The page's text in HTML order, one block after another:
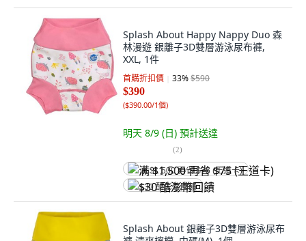
Splash About Happy Nappy Duo 森
林漫遊 銀離子3D雙層游泳尿布褲,
XXL, 1件
首購折扣價 33%$590
$390
($390.00/1個)
明天 8/9 (日) 預計送達
(2)
满 $1,500 再省 $75 (王道卡)
$30 酷澎幣回饋
Splash About 銀離子3D雙層游泳尿布